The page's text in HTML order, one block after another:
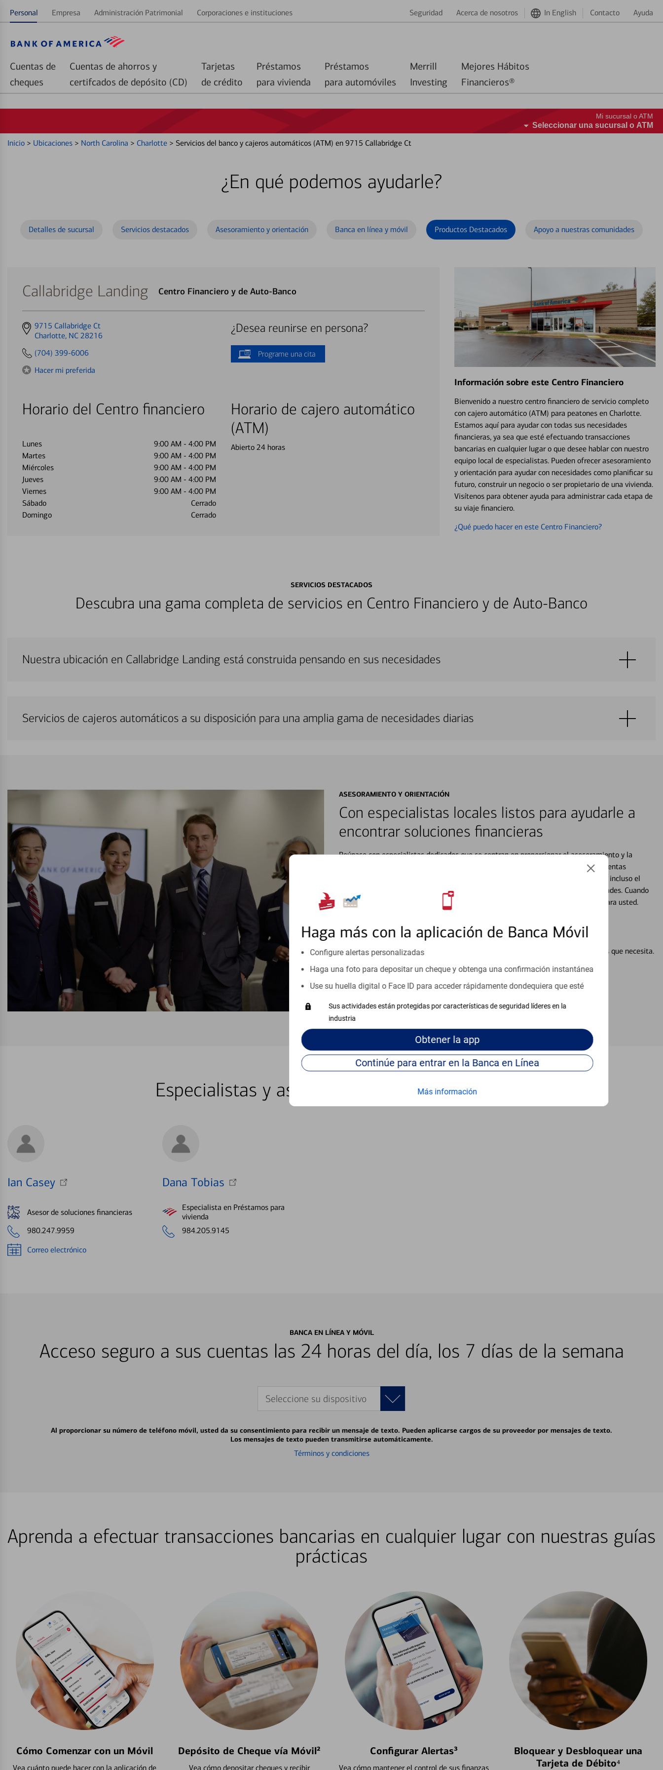
Personal Empresa Administración Patrimonial Corporaciones e instituciones Seguridad Acerca de nosotros In English Contacto Ayuda
Cuentas de
cheques
Cuentas de ahorros y
certifcados de depósito (CD)
Tarjetas
de crédito
Préstamos
para vivienda
Préstamos
para automóviles
Merrill
Investing
Mejores Hábitos
Financieros®
Haga más con la aplicación de Banca Móvil
Configure alertas personalizadas
Haga una foto para depositar un cheque y obtenga una confirmación instantánea
Use su huella digital o Face ID para acceder rápidamente dondequiera que esté
Sus actividades están protegidas por características de seguridad líderes en la
industria
Obtenerla app
Continúe para entrar en la Banca en Línea
Más información
Mi sucursal o ATM
Seleccionar una sucursal o ATM
Inicio > Ubicaciones > North Carolina > Charlotte > Servicios del banco y cajeros automáticos (ATM) en 9715 Callabridge Ct
¿En qué podemos ayudarle?
Detalles de sucursal Servicios destacados Asesoramiento y orientación Banca en línea y móvil Productos Destacados Apoyo a nuestras comunidades
Callabridge Landing Centro Financiero y de Auto-Banco
Get
directions
9715 Callabridge Ct
Charlotte, NC 28216
(704) 399-6006
Hacer mi preferida
Horario del Centro financiero
Lunes 9:00 AM - 4:00 PM
Martes
9:00 AM - 4:00 PM
Miércoles
9:00 AM - 4:00 PM
Jueves
9:00 AM - 4:00 PM
Viernes
9:00 AM - 4:00 PM
Sábado
Cerrado
Domingo
Cerrado
¿Desea reunirse en persona?
Programe una cita
Horario de cajero automático
(ATM)
Abierto 24 horas
Información sobre este Centro Financiero
Bienvenido a nuestro centro financiero de servicio completo
con cajero automático (ATM) para peatones en Charlotte.
Estamos aquí para ayudar con todas sus necesidades
financieras, ya sea que esté efectuando transacciones
bancarias en cualquier lugar o que desee hablar con nuestro
equipo local de especialistas. Pueden ofrecer asesoramiento
y orientación para ayudar con necesidades como planificar su
futuro, construir un negocio o ser propietario de una vivienda.
Visítenos para obtener ayuda para administrar cada etapa de
su viaje financiero.
¿Qué puedo hacer en este Centro Financiero?
SERVICIOS DESTACADOS
Descubra una gama completa de servicios en Centro Financiero y de Auto-Banco
Nuestra ubicación en Callabridge Landing está construida pensando en sus necesidades
Servicios de cajeros automáticos a su disposición para una amplia gama de necesidades diarias
ASESORAMIENTO Y ORIENTACIÓN
Con especialistas locales listos para ayudarle a
encontrar soluciones financieras
Reúnase con especialistas dedicados que se centran en proporcionar el asesoramiento y la
orientación que necesita, en cualquier situación en su vida financiera. Desde sus cuentas
personales, hasta el ahorro para grandes compras, la planificación para su futuro, e incluso el
inicio o crecimiento de su negocio, su futuro se mueve de acuerdo con sus necesidades. Cuando
esté listo, un especialista trabajará con usted en un momento que sea adecuado para usted.
Programe una cita
Vea si nuestro centro de ayuda en línea puede ayudar a proporcionar las respuestas que necesita.
Especialistas y asesores locales en Charlotte
Ian Casey
Asesor de soluciones financieras
980.247.9959
Correo electrónico
Dana Tobias
Especialista en Préstamos para
vivienda
984.205.9145
BANCA EN LÍNEA Y MÓVIL
Acceso seguro a sus cuentas las 24 horas del día, los 7 días de la semana
Seleccione su dispositivo
Al proporcionar su número de teléfono móvil, usted da su consentimiento para recibir un mensaje de texto. Pueden aplicarse cargos de su proveedor por mensajes de texto.
Los mensajes de texto pueden transmitirse automáticamente.
Términos y condiciones
Aprenda a efectuar transacciones bancarias en cualquier lugar con nuestras guías
prácticas
Cómo Comenzar con un Móvil
Vea cuánto puede hacer con la aplicación de
Depósito de Cheque vía Móvil²
Vea cómo depositar cheques y recibir
Configurar Alertas³
Vea cómo mantener el control de sus finanzas
Bloquear y Desbloquear una
Tarjeta de Débito⁴